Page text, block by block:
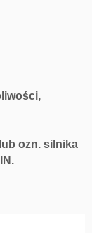
ozn. silnika